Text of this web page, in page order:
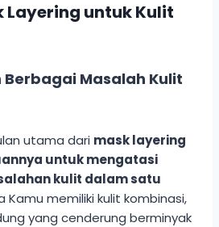
Layering untuk Kulit
Berbagai Masalah Kulit
utama dari mask layering
untuk mengatasi
kulit dalam satu
Kamu memiliki kulit kombinasi,
yang cenderung berminyak